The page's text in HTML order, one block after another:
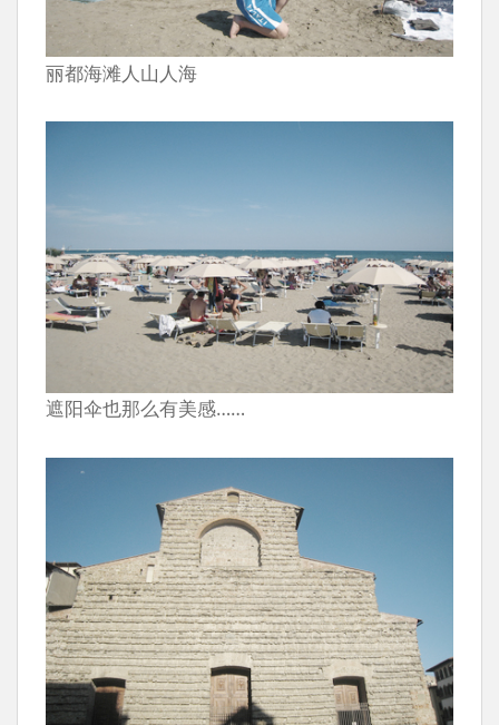
丽都海滩人山人海
遮阳伞也那么有美感……